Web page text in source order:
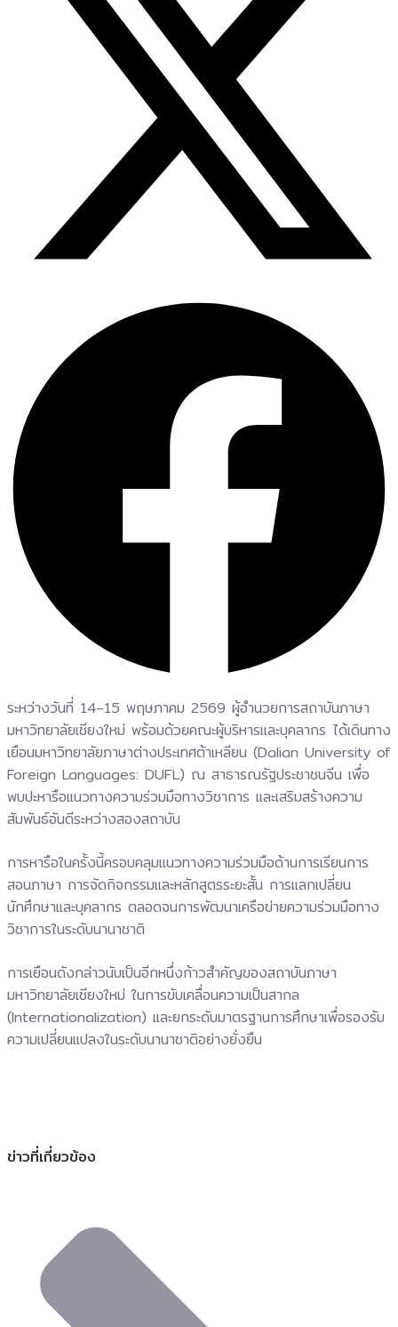
ระหว่างวันที่ 14–15 พฤษภาคม 2569 ผู้อำนวยการสถาบันภาษา
มหาวิทยาลัยเชียงใหม่ พร้อมด้วยคณะผู้บริหารและบุคลากร ได้เดินทาง
เยือนมหาวิทยาลัยภาษาต่างประเทศต้าเหลียน (Dalian University of
Foreign Languages: DUFL) ณ สาธารณรัฐประชาชนจีน เพื่อ
พบปะหารือแนวทางความร่วมมือทางวิชาการ และเสริมสร้างความ
สัมพันธ์อันดีระหว่างสองสถาบัน
การหารือในครั้งนี้ครอบคลุมแนวทางความร่วมมือด้านการเรียนการ
สอนภาษา การจัดกิจกรรมและหลักสูตรระยะสั้น การแลกเปลี่ยน
นักศึกษาและบุคลากร ตลอดจนการพัฒนาเครือข่ายความร่วมมือทาง
วิชาการในระดับนานาชาติ
การเยือนดังกล่าวนับเป็นอีกหนึ่งก้าวสำคัญของสถาบันภาษา
มหาวิทยาลัยเชียงใหม่ ในการขับเคลื่อนความเป็นสากล
(Internationalization) และยกระดับมาตรฐานการศึกษาเพื่อรองรับ
ความเปลี่ยนแปลงในระดับนานาชาติอย่างยั่งยืน
ข่าวที่เกี่ยวข้อง